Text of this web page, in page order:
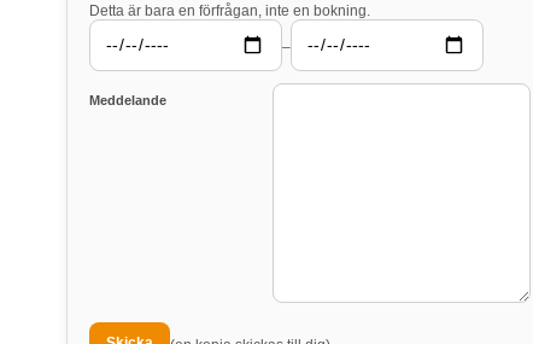
Detta är bara en förfrågan, inte en bokning.
–
Meddelande